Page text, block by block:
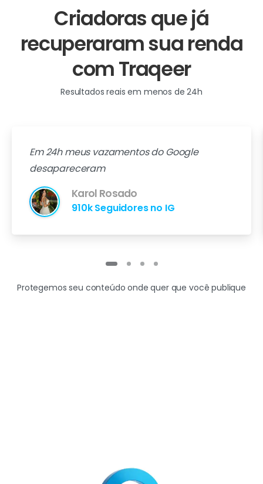
Criadorasquejá
recuperaramsuarenda
comTraqeer
Resultados reais em menos de 24h
Em 24h meus vazamentos do Google
desapareceram
Karol Rosado
910k Seguidores no IG
Protegemos seu conteúdo onde quer que você publique